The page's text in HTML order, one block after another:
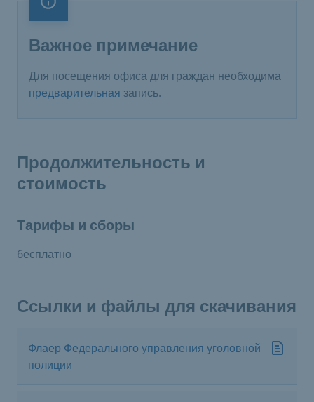
Важное примечание
Важное примечание
Для посещения офиса для граждан необходима
предварительная запись.
Продолжительность и
стоимость
Тарифы и сборы
бесплатно
Ссылки и файлы для скачивания
Флаер Федерального управления уголовной
полиции